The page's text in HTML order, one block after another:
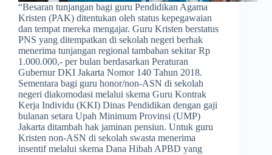
​“Besaran tunjangan bagi guru Pendidikan Agama
Kristen (PAK) ditentukan oleh status kepegawaian
dan tempat mereka mengajar. Guru Kristen berstatus
PNS yang ditempatkan di sekolah negeri berhak
menerima tunjangan regional tambahan sekitar Rp
1.000.000,- per bulan berdasarkan Peraturan
Gubernur DKI Jakarta Nomor 140 Tahun 2018.
Sementara bagi guru honor/non-ASN di sekolah
negeri diakomodasi melalui skema Guru Kontrak
Kerja Individu (KKI) Dinas Pendidikan dengan gaji
bulanan setara Upah Minimum Provinsi (UMP)
Jakarta ditambah hak jaminan pensiun. Untuk guru
Kristen non-ASN di sekolah swasta menerima
insentif melalui skema Dana Hibah APBD yang